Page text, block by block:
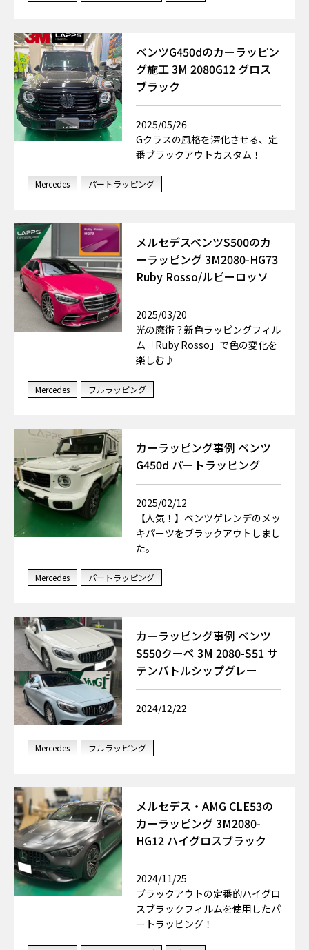
ベンツG450dのカーラッピン
グ施工 3M 2080G12 グロス
ブラック
2025/05/26
Gクラスの風格を深化させる、定
番ブラックアウトカスタム！
Mercedes パートラッピング
メルセデスベンツS500のカ
ーラッピング 3M2080-HG73
Ruby Rosso/ルビーロッソ
2025/03/20
光の魔術？新色ラッピングフィル
ム「Ruby Rosso」で色の変化を
楽しむ♪
Mercedes フルラッピング
カーラッピング事例 ベンツ
G450d パートラッピング
2025/02/12
【人気！】ベンツゲレンデのメッ
キパーツをブラックアウトしまし
た。
Mercedes パートラッピング
カーラッピング事例 ベンツ
S550クーペ 3M 2080-S51 サ
テンバトルシップグレー
2024/12/22
Mercedes フルラッピング
メルセデス・AMG CLE53の
カーラッピング 3M2080-
HG12 ハイグロスブラック
2024/11/25
ブラックアウトの定番的ハイグロ
スブラックフィルムを使用したパ
ートラッピング！